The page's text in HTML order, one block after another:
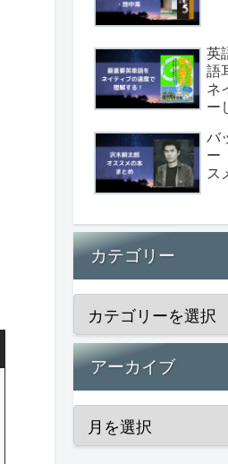
英
語
ネ
ー
バ
ー
ス
カテゴリー
アーカイブ